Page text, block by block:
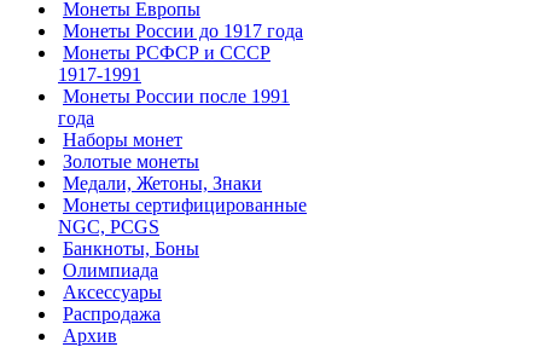
Монеты Европы
Монеты России до 1917 года
Монеты РСФСР и СССР
1917-1991
Монеты России после 1991
года
Наборы монет
Золотые монеты
Медали, Жетоны, Знаки
Монеты сертифицированные
NGC, PCGS
Банкноты, Боны
Олимпиада
Аксессуары
Распродажа
Архив